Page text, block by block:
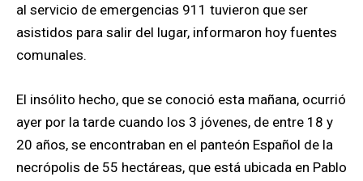
al servicio de emergencias 911 tuvieron que ser
asistidos para salir del lugar, informaron hoy fuentes
comunales.
El insólito hecho, que se conoció esta mañana, ocurrió
ayer por la tarde cuando los 3 jóvenes, de entre 18 y
20 años, se encontraban en el panteón Español de la
necrópolis de 55 hectáreas, que está ubicada en Pablo